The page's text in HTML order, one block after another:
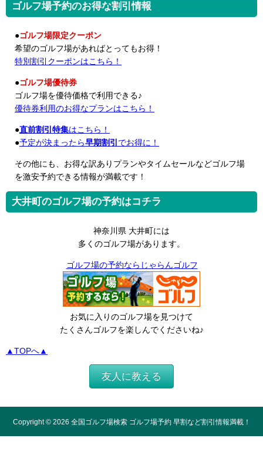
ゴルフ場予約のお得な割引情報
●ゴルフ場限定クーポン
希望のゴルフ場があればとってもお得！
特別割引クーポンはこちら！
●ゴルフ場優待券
ゴルフ場を優待価格で利用できる♪
優待券利用のお得なプランはこちら！
●直前割引特集はこちら！
●予定が決まったら早期割引 でお得に！
その他にも、お得な訳ありプランやタイムセールなどゴルフ場
を激安予約できる情報が満載です！
大井町のゴルフ場の予約はコチラ
神奈川県 大井町には
多くのゴルフ場があります。
ゴルフ場の予約ならじゃらんゴルフ
お気に入りのゴルフ場を見つけて
たくさんゴルフを楽しんでくださいね♪
▲TOPへ▲
友人に教える
Copyright © 2026 全国ゴルフ場検索 ゴルフ場予約 早割など割引情報満載！